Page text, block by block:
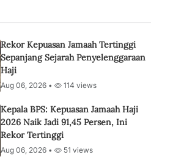
Rekor Kepuasan Jamaah Tertinggi
Sepanjang Sejarah Penyelenggaraan
Haji
Aug 06, 2026 • 114 views
Kepala BPS: Kepuasan Jamaah Haji
2026 Naik Jadi 91,45 Persen, Ini
Rekor Tertinggi
Aug 06, 2026 • 51 views